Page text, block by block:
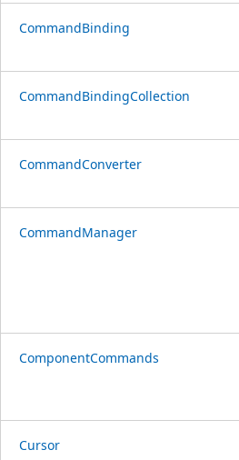
CommandBinding
CommandBindingCollection
CommandConverter
CommandManager
ComponentCommands
Cursor